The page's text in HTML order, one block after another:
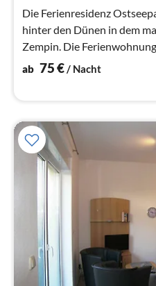
Die Ferienresidenz
hinter den Dünen in dem
Zempin. Die
ab 75€/ Nacht